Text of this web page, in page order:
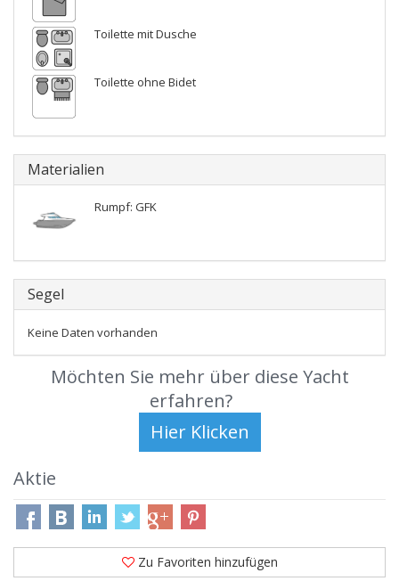
Toilette mit Dusche
Toilette ohne Bidet
Materialien
Rumpf: GFK
Segel
Keine Daten vorhanden
Möchten Sie mehr über diese Yacht
erfahren?
Aktie
Zu Favoriten hinzufügen